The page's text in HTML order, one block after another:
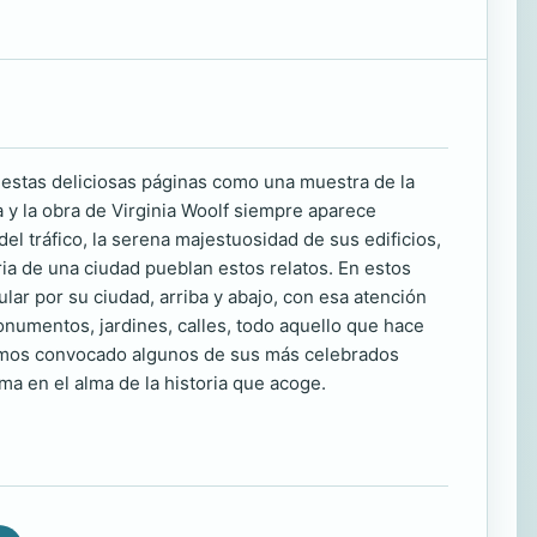
deliciosas páginas como una muestra de la
la obra de Virginia Woolf siempre aparece
tráfico, la serena majestuosidad de sus edificios,
de una ciudad pueblan estos relatos. En estos
por su ciudad, arriba y abajo, con esa atención
jardines, calles, todo aquello que hace
convocado algunos de sus más celebrados
en el alma de la historia que acoge.